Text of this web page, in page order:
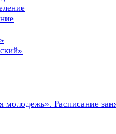
Расписание